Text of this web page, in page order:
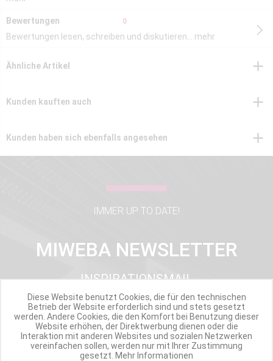
Bewertungen 0
Bewertungen lesen, schreiben und diskutieren... mehr
Ähnliche Artikel
Kunden kauften auch
Kunden haben sich ebenfalls angesehen
IMMER UP TO DATE!
MIWEBA NEWSLETTER
INSPIRATIONSMAIL
PRODUKTUPDATES
TOP INFORMIERT
ANGEBOTE
Diese Website benutzt Cookies, die für den technischen
Betrieb der Website erforderlich sind und stets gesetzt
werden. Andere Cookies, die den Komfort bei Benutzung dieser
Website erhöhen, der Direktwerbung dienen oder die
Interaktion mit anderen Websites und sozialen Netzwerken
vereinfachen sollen, werden nur mit Ihrer Zustimmung
gesetzt. Mehr Informationen